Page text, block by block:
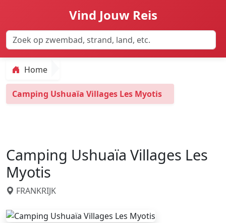
Vind Jouw Reis
Home
Camping Ushuaïa Villages Les Myotis
Camping Ushuaïa Villages Les
Myotis
FRANKRIJK